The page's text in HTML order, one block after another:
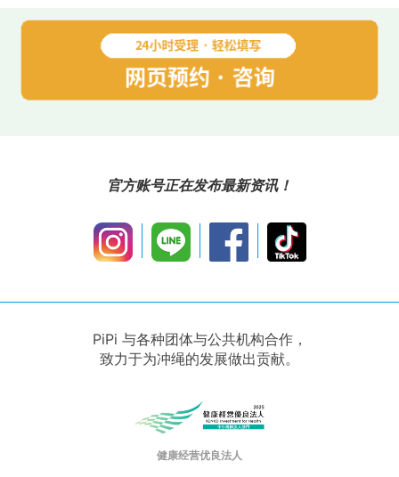
官方账号正在发布最新资讯！
PiPi 与各种团体与公共机构合作，
致力于为冲绳的发展做出贡献。
健康经营优良法人